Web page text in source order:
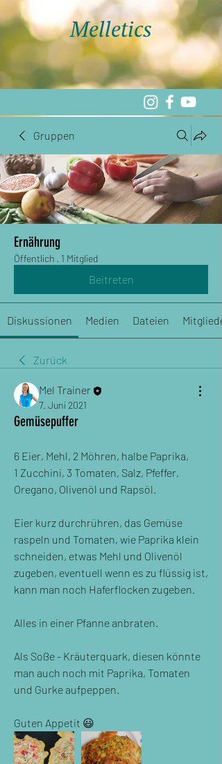
Melletics
Gruppen
Ernährung
Öffentlich · 1 Mitglied
Beitreten
Diskussionen Medien Dateien
Zurück
Mel Trainer
7. Juni 2021
Gemüsepuffer
6 Eier, Mehl, 2 Möhren, halbe Paprika,
1 Zucchini, 3 Tomaten, Salz, Pfeffer,
Oregano, Olivenöl und Rapsöl.
Eier kurz durchrühren, das Gemüse
raspeln und Tomaten, wie Paprika klein
schneiden, etwas Mehl und Olivenöl
zugeben, eventuell wenn es zu flüssig ist,
kann man noch Haferflocken zugeben.
Alles in einer Pfanne anbraten.
Als Soße - Kräuterquark, diesen könnte
man auch noch mit Paprika, Tomaten
und Gurke aufpeppen.
Guten Appetit 😃